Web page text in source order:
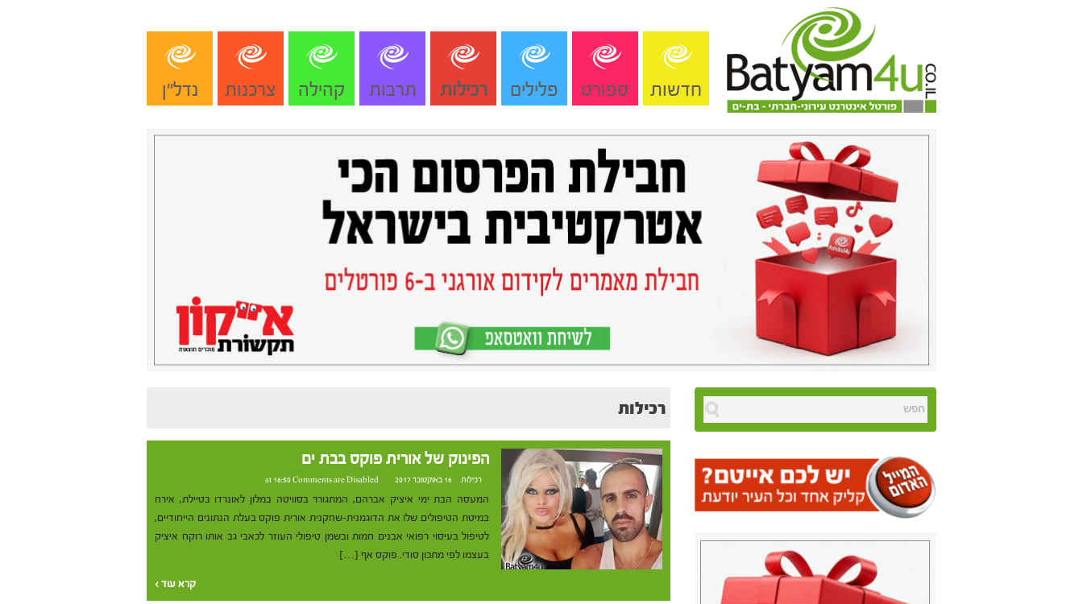
חדשות ספורט פלילים רכילות תרבות קהילה צרכנות נדל"ן
רכילות
הפינוק של אורית פוקס בבת ים
רכילות 16 באוקטובר 2017 at 16:50 Comments are Disabled
המעסה הבת ימי איציק אברהם, המתגורר בסוויטה במלון לאונרדו בטיילת, אירח
במיטת הטיפולים שלו את הדוגמנית-שחקנית אורית פוקס בעלת הנתונים הייחודיים,
לטיפול בעיסוי רפואי אבנים חמות ובשמן טיפולי העוזר לכאבי גב אותו רוקח איציק
בעצמו לפי מתכון סודי. פוקס אף […]
קרא עוד ›